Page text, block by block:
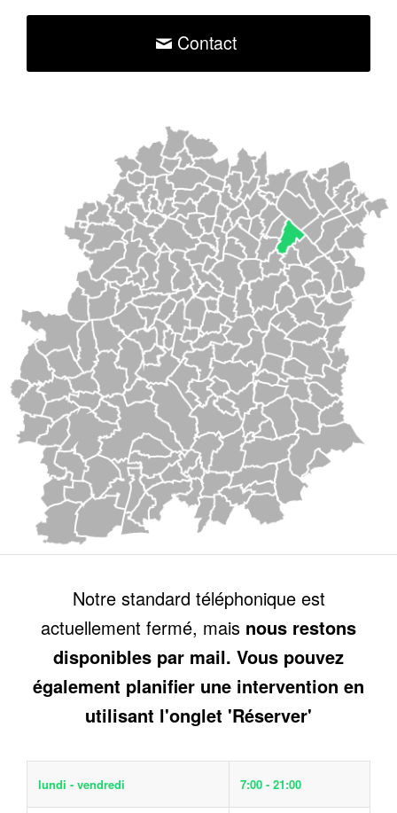
Contact
Notre standard téléphonique est
actuellement fermé, mais nous restons
disponibles par mail. Vous pouvez
également planifier une intervention en
utilisant l'onglet 'Réserver'
lundi - vendredi 7:00 - 21:00